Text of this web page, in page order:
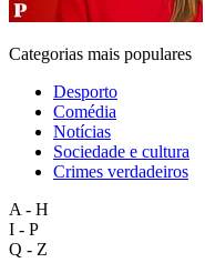
Categorias mais populares
Desporto
Comédia
Notícias
Sociedade e cultura
Crimes verdadeiros
A - H
I - P
Q - Z